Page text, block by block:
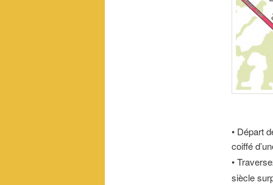
• Départ
coiffé
•
siècle